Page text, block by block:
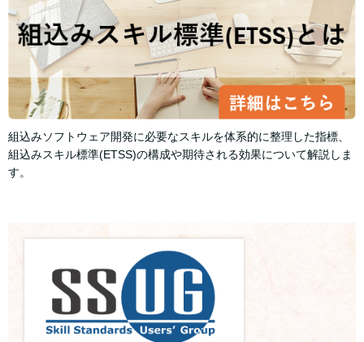
組込みソフトウェア開発に必要なスキルを体系的に整理した指標、
組込みスキル標準(ETSS)の構成や期待される効果について解説しま
す。